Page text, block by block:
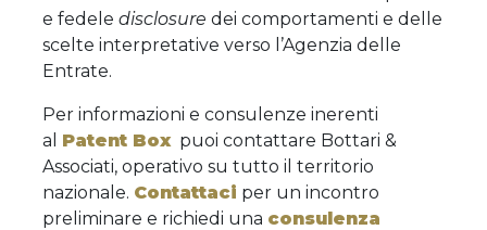
e fedele disclosure dei comportamenti e delle
scelte interpretative verso l’Agenzia delle
Entrate.
Per informazioni e consulenze inerenti
al Patent Boxpuoi contattare Bottari &
Associati, operativo su tutto il territorio
nazionale. Contattaci per un incontro
preliminare e richiedi una consulenza